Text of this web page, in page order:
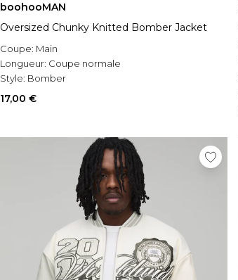
boohooMAN
Oversized Chunky Knitted Bomber Jacket
Coupe: Main
Longueur: Coupe normale
Style: Bomber
17,00 €